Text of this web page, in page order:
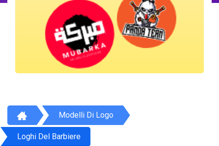
Modelli Di Logo
Loghi Del Barbiere